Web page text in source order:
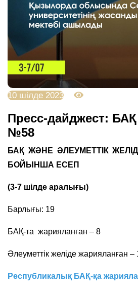
10 шілде 2023
Пресс-дайджест: БАҚ
№58
БАҚ ЖӘНЕ ӘЛЕУМЕТТІК
БОЙЫНША ЕСЕП
(3-7 шілде аралығы)
Барлығы: 19
БАҚ-та жарияланған – 8
Әлеуметтік желіде жарияланған –
Республикалық БАҚ-қа